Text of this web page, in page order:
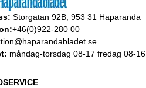
Storgatan 92B, 953 31 Haparanda
+46(0)922-280 00
måndag-torsdag 08-17 fredag 08-16